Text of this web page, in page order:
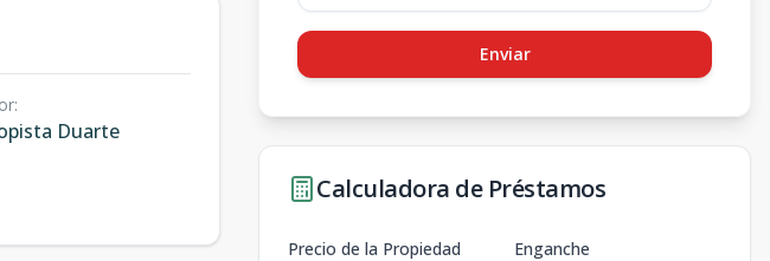
:
Duarte
Enviar
Calculadora de Préstamos
Precio de la Propiedad Enganche